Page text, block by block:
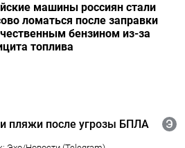
машины россиян стали
ломаться после заправки
бензином из-за
топлива